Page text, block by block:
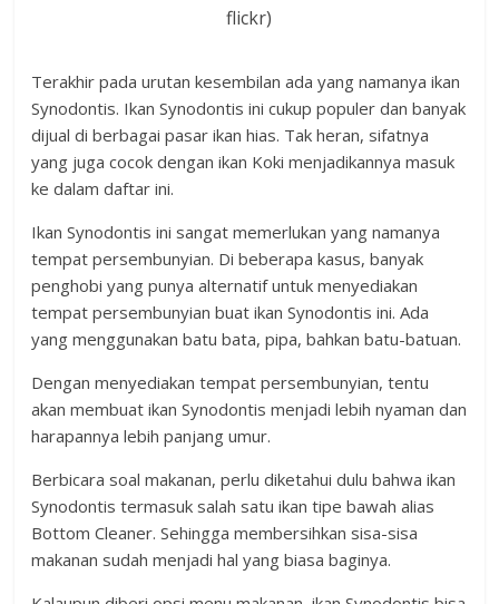
flickr)
Terakhir pada urutan kesembilan ada yang namanya ikan
Synodontis. Ikan Synodontis ini cukup populer dan banyak
dijual di berbagai pasar ikan hias. Tak heran, sifatnya
yang juga cocok dengan ikan Koki menjadikannya masuk
ke dalam daftar ini.
Ikan Synodontis ini sangat memerlukan yang namanya
tempat persembunyian. Di beberapa kasus, banyak
penghobi yang punya alternatif untuk menyediakan
tempat persembunyian buat ikan Synodontis ini. Ada
yang menggunakan batu bata, pipa, bahkan batu-batuan.
Dengan menyediakan tempat persembunyian, tentu
akan membuat ikan Synodontis menjadi lebih nyaman dan
harapannya lebih panjang umur.
Berbicara soal makanan, perlu diketahui dulu bahwa ikan
Synodontis termasuk salah satu ikan tipe bawah alias
Bottom Cleaner. Sehingga membersihkan sisa-sisa
makanan sudah menjadi hal yang biasa baginya.